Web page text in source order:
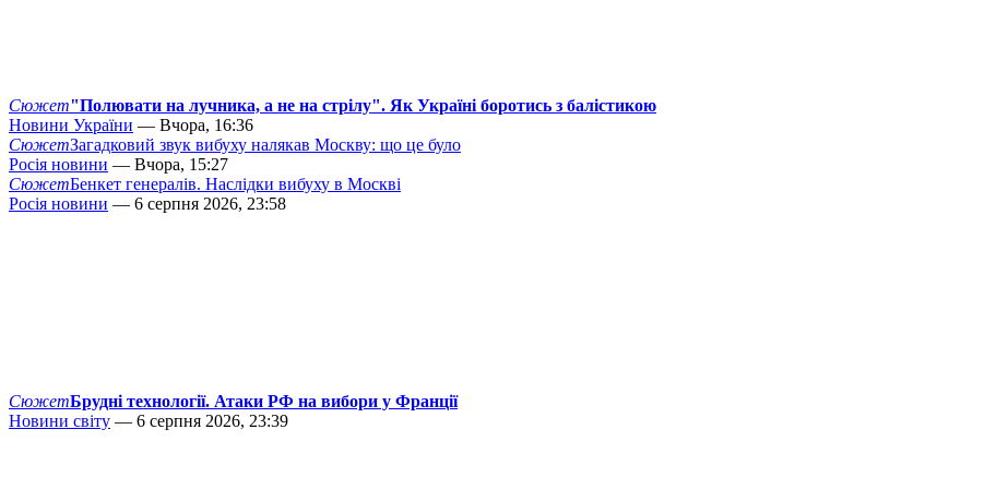
Сюжет"Полювати на лучника, а не на стрілу". Як Україні боротись з балістикою
Новини України — Вчора, 16:36
СюжетЗагадковий звук вибуху налякав Москву: що це було
Росія новини — Вчора, 15:27
СюжетБенкет генералів. Наслідки вибуху в Москві
Росія новини — 6 серпня 2026, 23:58
СюжетБрудні технології. Атаки РФ на вибори у Франції
Новини світу — 6 серпня 2026, 23:39